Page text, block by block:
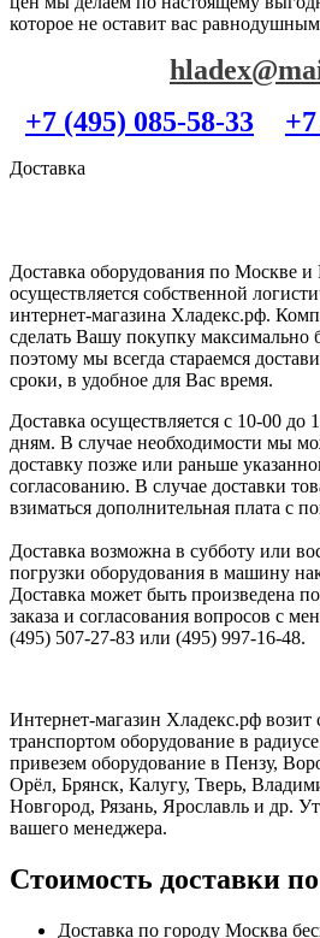
которое не оставит вас
+7 (495) 085-58-33
Доставка
Доставка оборудования по Москве и
осуществляется собственной
интернет-магазина Хладекс.рф.
сделать Вашу покупку максимально
поэтому мы всегда стараемся
сроки, в удобное для Вас время.
Доставка осуществляется с 10-00 до
дням. В случае необходимости мы
доставку позже или раньше
согласованию. В случае доставки
взиматься дополнительная плата с
Доставка возможна в субботу или
погрузки оборудования в машину
Доставка может быть произведена
заказа и согласования вопросов с
(495) 507-27-83 или (495) 997-16-48.
Интернет-магазин Хладекс.рф возит
транспортом оборудование в
привезем оборудование в Пензу,
Орёл, Брянск, Калугу, Тверь,
Новгород, Рязань, Ярославль и др.
вашего менеджера.
Стоимость доставки
Доставка по городу Москва